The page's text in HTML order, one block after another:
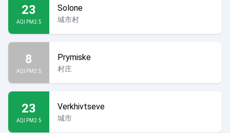
23
AQI PM2.5
Solone
城市村
8
AQI PM2.5
Prymiske
村庄
23
AQI PM2.5
Verkhivtseve
城市